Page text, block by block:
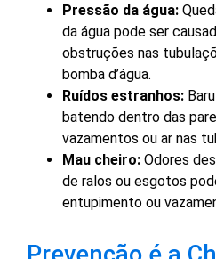
Pressão da água:
da água pode ser
obstruções nas
bomba d’água.
Ruídos estranhos:
batendo dentro das
vazamentos ou ar nas
Mau cheiro: Odores
de ralos ou esgotos
entupimento ou